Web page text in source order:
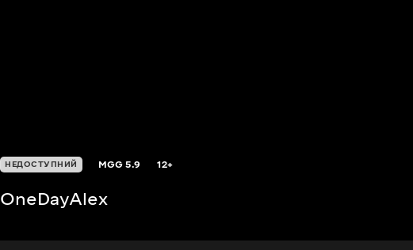
НЕДОСТУПНИЙ MGG5.9 12+
OneDayAlex